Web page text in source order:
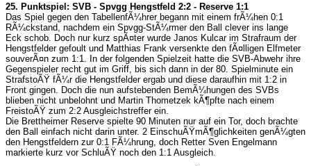
25. Punktspiel: SVB - Spvgg Hengstfeld 2:2 - Reserve 1:1
Das Spiel gegen den TabellenfÃ¼hrer begann mit einem frÃ¼hen 0:1
RÃ¼ckstand, nachdem ein Spvgg-StÃ¼rmer den Ball clever ins lange
Eck schob. Doch nur kurz spÃ¤ter wurde Janos Kulcar im Strafraum der
Hengstfelder gefoult und Matthias Frank versenkte den fÃ¤lligen Elfmeter
souverÃ¤n zum 1:1. In der folgenden Spielzeit hatte die SVB-Abwehr ihre
Gegenspieler recht gut im Griff, bis sich dann in der 80. Spielminute ein
StrafstoÃŸ fÃ¼r die Hengstfelder ergab und diese daraufhin mit 1:2 in
Front gingen. Doch die nun aufstebenden BemÃ¼hungen des SVBs
blieben nicht unbelohnt und Martin Thometzek kÃ¶pfte nach einem
FreistoÃŸ zum 2:2 Ausgleichstreffer ein.
Die Brettheimer Reserve spielte 90 Minuten nur auf ein Tor, doch brachte
den Ball einfach nicht darin unter. 2 EinschuÃŸmÃ¶glichkeiten genÃ¼gten
den Hengstfeldern zur 0:1 FÃ¼hrung, doch Retter Sven Engelmann
markierte kurz vor SchluÃŸ noch den 1:1 Ausgleich.